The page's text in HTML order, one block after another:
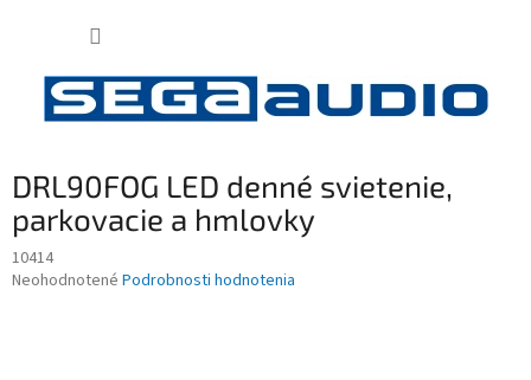
DRL90FOG LED denné svietenie,
parkovacie a hmlovky
10414
Priemerné
Neohodnotené Podrobnosti hodnotenia